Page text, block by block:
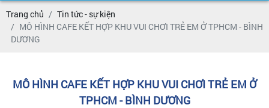
Trang chủ
Tin tức - sự kiện
MÔ HÌNH CAFE KẾT HỢP KHU VUI CHƠI TRẺ EM Ở TPHCM - BÌNH
DƯƠNG
MÔ HÌNH CAFE KẾT HỢP KHU VUI CHƠI TRẺ EM Ở
TPHCM - BÌNH DƯƠNG